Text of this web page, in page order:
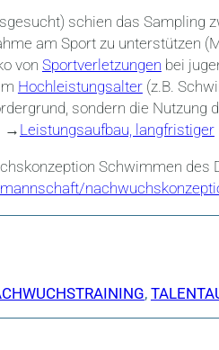
schien das Sampling
am Sport zu unterstützen
von Sportverletzungen bei
Hochleistungsalter(z.B.
sondern die Nutzung
→ Leistungsaufbau, langfristiger
Schwimmen des
,